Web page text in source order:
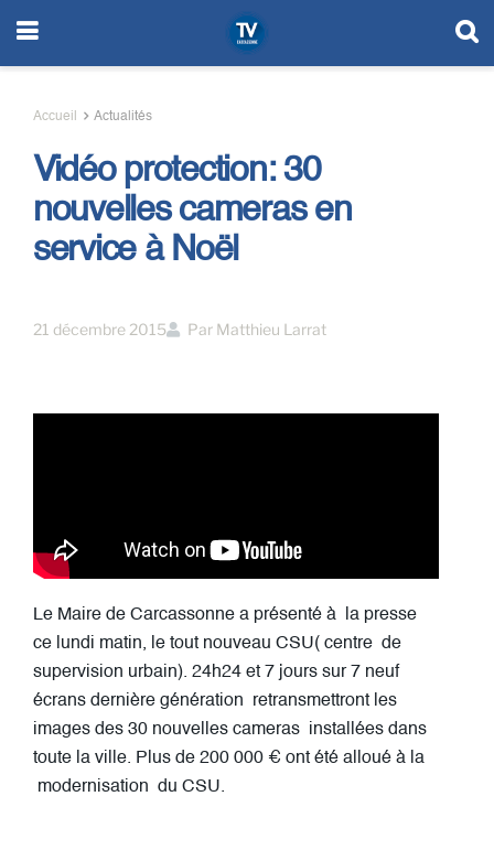
Accueil Actualités
Vidéo protection: 30
nouvelles cameras en
service à Noël
21 décembre 2015 Par Matthieu Larrat
Le Maire de Carcassonne a présenté à la presse
ce lundi matin, le tout nouveau CSU( centre de
supervision urbain). 24h24 et 7 jours sur 7 neuf
écrans dernière génération retransmettront les
images des 30 nouvelles cameras installées dans
toute la ville. Plus de 200 000 € ont été alloué à la
modernisation du CSU.